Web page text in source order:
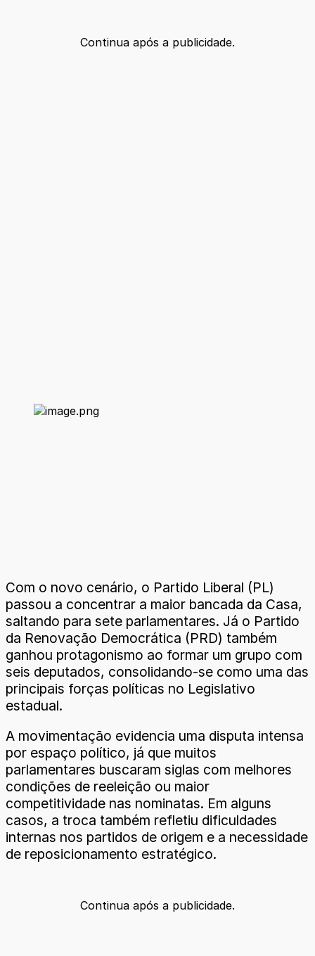
Continua após a publicidade.
Com o novo cenário, o Partido Liberal (PL)
passou a concentrar a maior bancada da Casa,
saltando para sete parlamentares. Já o Partido
da Renovação Democrática (PRD) também
ganhou protagonismo ao formar um grupo com
seis deputados, consolidando-se como uma das
principais forças políticas no Legislativo
estadual.
A movimentação evidencia uma disputa intensa
por espaço político, já que muitos
parlamentares buscaram siglas com melhores
condições de reeleição ou maior
competitividade nas nominatas. Em alguns
casos, a troca também refletiu dificuldades
internas nos partidos de origem e a necessidade
de reposicionamento estratégico.
Continua após a publicidade.